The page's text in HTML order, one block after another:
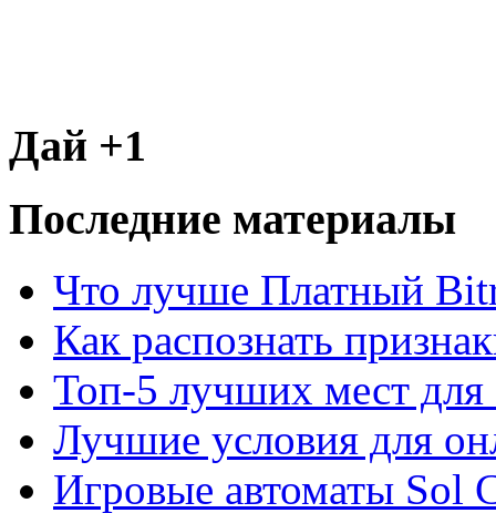
Дай +1
Последние материалы
Что лучше Платный
Как распознать
Топ-5 лучших мест для
Лучшие условия для
Игровые автоматы Sol